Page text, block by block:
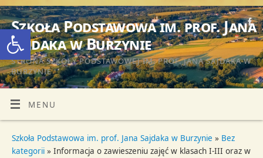
Otwórz pasek narzędzi
Szkoła Podstawowa im. prof. Jana
Sajdaka w Burzynie
STRONA SZKOŁY PODSTAWOWEJ IM. PROF. JANA SAJDAKA W
BURZYNIE
MENU
Szkoła Podstawowa im. prof. Jana Sajdaka w Burzynie » Bez
kategorii » Informacja o zawieszeniu zajęć w klasach I-III oraz w